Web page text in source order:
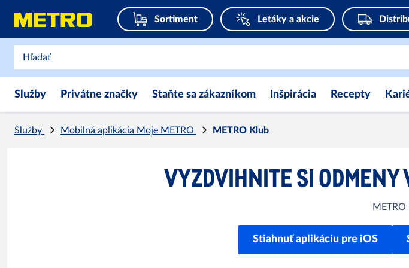
Sortiment Letáky a akcie
Služby Privátne značky Staňte sa zákazníkom Inšpirácia Recepty
Služby Mobilná aplikácia Moje METRO METRO Klub
VYZDVIHNITE SI ODMENY
METRO
Stiahnuť aplikáciu pre iOS